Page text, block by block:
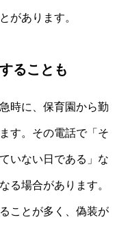
があります。
ることも
時に、保育園から勤
す。その電話で「そ
いない日である」な
る場合があります。
ことが多く、偽装が